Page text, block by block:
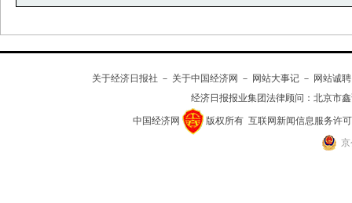
关于经济日报社 － 关于中国经济网 － 网站大事记 － 网站诚聘
经济日报报业集团法律顾问： 北京市
中国经济网 版权所有 互联网新闻信息服务许可
京